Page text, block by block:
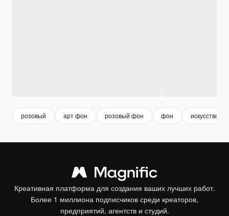
розовый арт фон розовый фон фон искусство
Креативная платформа для создания ваших лучших работ.
Более 1 миллиона подписчиков среди креаторов,
предприятий, агентств и студий.